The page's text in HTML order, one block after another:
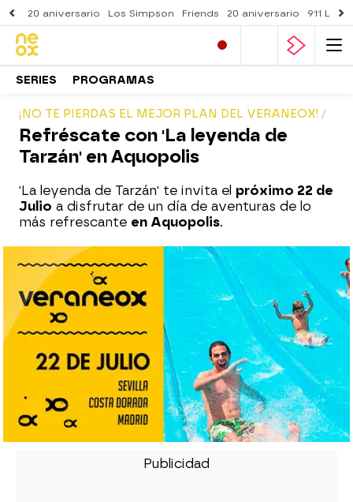
20 aniversario Los Simpson Friends 20 aniversario 911
SERIES PROGRAMAS
¡NO TE PIERDAS EL MEJOR PLAN DEL VERANEOX!
Refréscate con 'La leyenda de
Tarzán' en Aquopolis
'La leyenda de Tarzán' te invita el próximo 22 de
Julio a disfrutar de un día de aventuras de lo
más refrescante en Aquopolis.